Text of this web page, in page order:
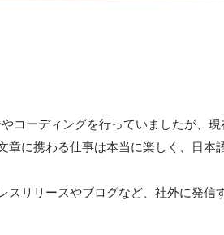
コーディングを行っていましたが、
章に携わる仕事は本当に楽しく、日本
リリースやブログなど、社外に発信